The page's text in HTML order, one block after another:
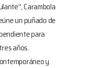
Carambola
un puñado de
para
años.
y